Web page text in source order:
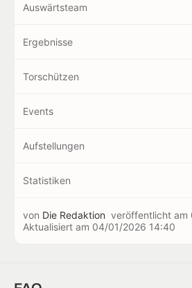
Auswärtsteam
Ergebnisse
Torschützen
Events
Aufstellungen
Statistiken
von Die Redaktion veröffentlicht am
Aktualisiert am 04/01/2026 14:40